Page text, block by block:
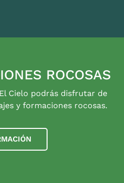
ROCOSAS
Cielo podrás disfrutar de
y formaciones rocosas.